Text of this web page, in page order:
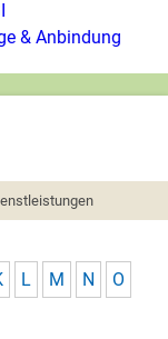
& Anbindung
L M N
O